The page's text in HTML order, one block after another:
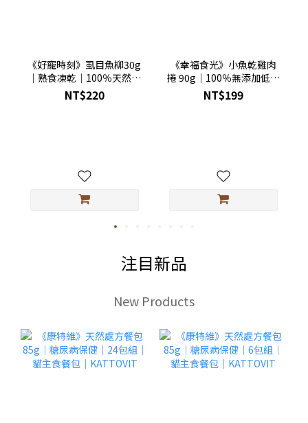
《好寵時刻》虱目魚柳30g
｜熟食凍乾｜100％天然純
肉凍乾犬貓零食
NT$220
《幸福食光》小魚乾雞肉
捲 90g｜100％無添加低溫
手工烘烤肉乾
NT$199
注目新品
New Products